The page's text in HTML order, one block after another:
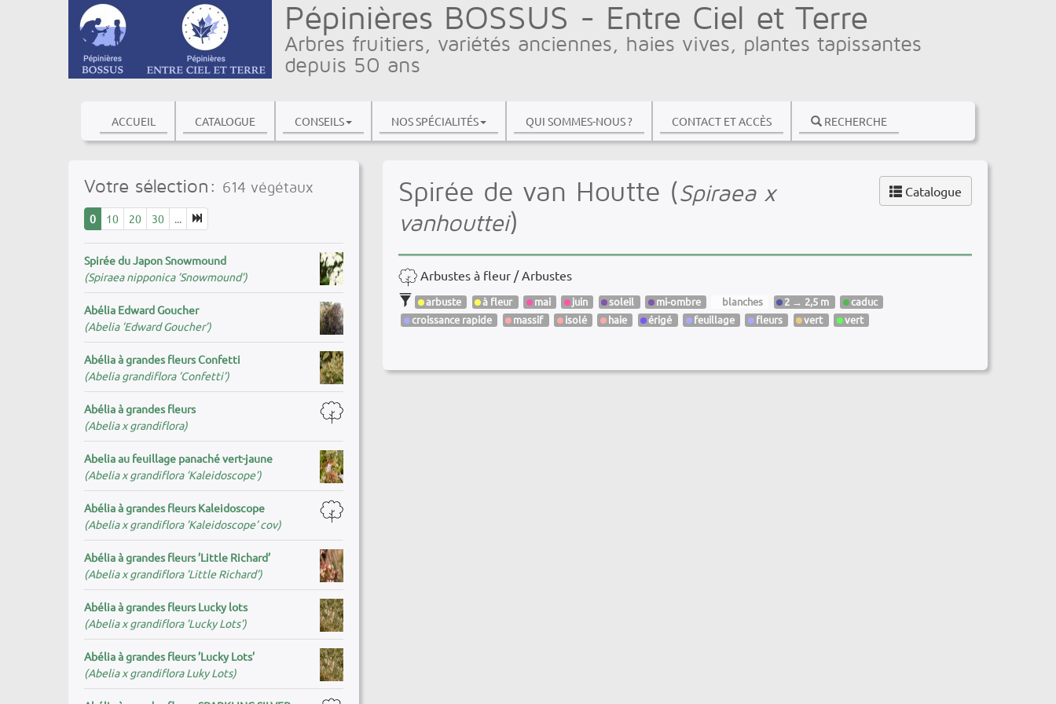
Pépinières BOSSUS - Entre Ciel et Terre
Arbres fruitiers, variétés anciennes, haies vives, plantes tapissantes
depuis 50 ans
ACCUEIL CATALOGUE CONSEILS NOS SPÉCIALITÉS QUI SOMMES-NOUS ? CONTACT ET ACCÈS RECHERCHE
Votre sélection: 614 végétaux
0 10 20 30
Spirée du Japon Snowmound
(Spiraea nipponica ’Snowmound’)
Abélia Edward Goucher
(Abelia ’Edward Goucher’)
Abélia à grandes fleurs Confetti
(Abelia grandiflora ’Confetti’)
Abélia à grandes fleurs
(Abelia x grandiflora)
Abelia au feuillage panaché vert-jaune
(Abelia x grandiflora ’Kaleidoscope’)
Abélia à grandes fleurs Kaleidoscope
(Abelia x grandiflora ’Kaleidoscope’ cov)
Abélia à grandes fleurs ’Little Richard’
(Abelia x grandiflora ’Little Richard’)
Abélia à grandes fleurs Lucky lots
(Abelia x grandiflora ’Lucky Lots’)
Abélia à grandes fleurs ’Lucky Lots’
(Abelia x grandiflora Luky Lots)
Catalogue
Spirée de van Houtte (Spiraea x
vanhouttei)
Arbustes à fleur / Arbustes
arbuste à fleur mai juin soleil mi-ombre blanches 2 → 2,5 m
caduc
croissance rapide
massif isolé haie érigé feuillage fleurs vert vert